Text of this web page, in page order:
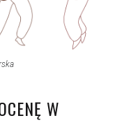
W